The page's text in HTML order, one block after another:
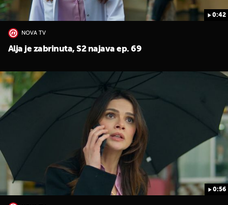
0:42
NOVA TV
Alja je zabrinuta, S2 najava ep. 69
0:56